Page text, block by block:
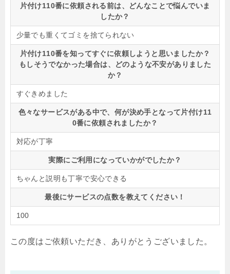
片付け110番に依頼される前は、どんなことで悩んでいま
したか？
少量でも重くてゴミを捨てられない
片付け110番を知ってすぐに依頼しようと思いましたか？
もしそうでなかった場合は、どのような不安がありました
か？
すぐきめました
色々なサービスがある中で、何が決め手となって片付け11
0番に依頼されましたか？
対応が丁寧
実際にご利用になっていかがでしたか？
ちゃんと説明も丁寧で安心できる
最後にサービスの点数を教えてください！
100
この度はご依頼いただき、ありがとうございました。